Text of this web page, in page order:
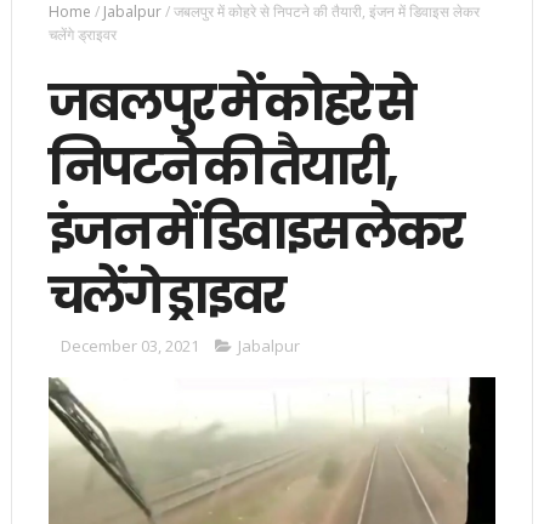
Home / Jabalpur/जबलपुर में कोहरे से निपटने की तैयारी, इंजन में डिवाइस लेकर
चलेंगे ड्राइवर
जबलपुर में कोहरे से
निपटने की तैयारी,
इंजन में डिवाइस लेकर
चलेंगे ड्राइवर
December 03, 2021 Jabalpur